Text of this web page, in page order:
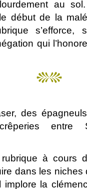
au
début de la
s’efforce,
qui
des
entre
à cours
dans les
implore la